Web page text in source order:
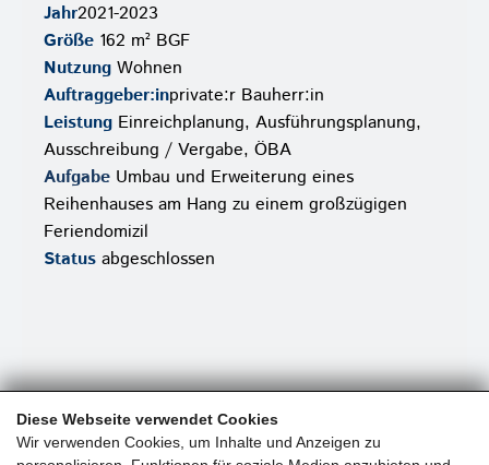
Diese Webseite verwendet Cookies
Wir verwenden Cookies, um Inhalte und Anzeigen zu
Jahr2021-2023
Größe 162 m² BGF
Nutzung Wohnen
Auftraggeber:inprivate:r Bauherr:in
Leistung Einreichplanung, Ausführungsplanung,
Ausschreibung / Vergabe, ÖBA
Aufgabe Umbau und Erweiterung eines
Reihenhauses am Hang zu einem großzügigen
Feriendomizil
Status abgeschlossen